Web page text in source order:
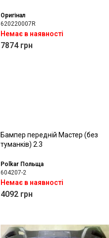
Оригінал
620220007R
Немає в наявності
7874 грн
Бампер передній Мастер (без
туманків) 2.3
Polkar Польща
604207-2
Немає в наявності
4092 грн